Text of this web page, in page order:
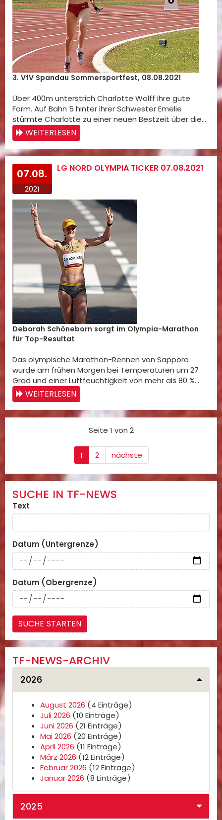
3. VfV Spandau Sommersportfest, 08.08.2021
Über 400m unterstrich Charlotte Wolff ihre gute
Form. Auf Bahn 5 hinter ihrer Schwester Emelie
stürmte Charlotte zu einer neuen Bestzeit über die…
WEITERLESEN
07.08.
2021
LG NORD OLYMPIA TICKER 07.08.2021
Deborah Schöneborn sorgt im Olympia-Marathon
für Top-Resultat
Das olympische Marathon-Rennen von Sapporo
wurde am frühen Morgen bei Temperaturen um 27
Grad und einer Luftfeuchtigkeit von mehr als 80 %…
WEITERLESEN
Seite 1 von 2
1 2 nächste
SUCHE IN TF-NEWS
Text
Datum (Untergrenze)
Datum (Obergrenze)
TF-NEWS-ARCHIV
2026
August 2026 (4 Einträge)
Juli 2026 (10 Einträge)
Juni 2026 (21 Einträge)
Mai 2026 (20 Einträge)
April 2026 (11 Einträge)
März 2026 (12 Einträge)
Februar 2026 (12 Einträge)
Januar 2026 (8 Einträge)
2025